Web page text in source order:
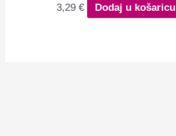
3,29€ Dodaj u košaricu